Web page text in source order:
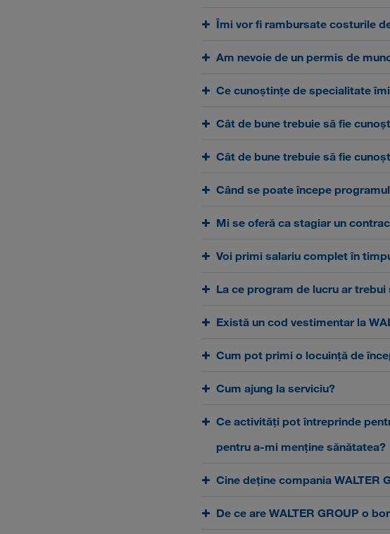
Îmi vor fi rambursate costurile
Am nevoie de un permis de
Ce cunoștințe de specialitate
Cât de bune trebuie să fie
Cât de bune trebuie să fie
Când se poate începe
Mi se oferă ca stagiar un
Voi primi salariu complet în
La ce program de lucru ar
Există un cod vestimentar la
Cum pot primi o locuință de
Cum ajung la serviciu?
Ce activități pot întreprinde
pentru a-mi menține sănătatea?
Cine deține compania WALTER
De ce are WALTER GROUP o